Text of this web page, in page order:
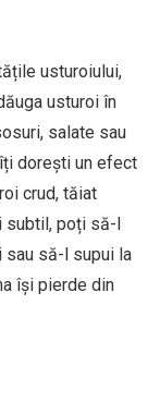
usturoiului,
usturoi în
salate sau
dorești un efect
crud, tăiat
subtil, poți să-l
sau să-l supui la
își pierde din